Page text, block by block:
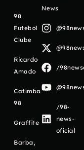
98
Futebol
Clube
Ricardo
Amado
Catimba
98
Graffite
Barba,
News
/
/98-
news-
oficial